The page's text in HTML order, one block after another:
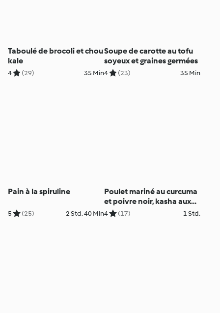
Taboulé de brocoli et chou
kale
4 (29) 35 Min
Soupe de carotte au tofu
soyeux et graines germées
4 (23) 35 Min
Pain à la spiruline
5 (25) 2 Std. 40 Min
Poulet mariné au curcuma
et poivre noir, kasha aux
épices
4 (17) 1 Std.